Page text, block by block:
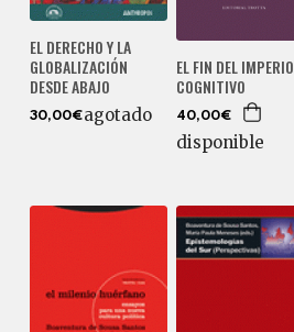
EL DERECHO Y LA
GLOBALIZACIÓN
DESDE ABAJO
30,00€agotado
EL FIN DEL IMPERIO
COGNITIVO
40,00€
disponible